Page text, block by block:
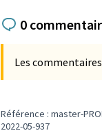
0
Les
Référence : master-
2022-05-937